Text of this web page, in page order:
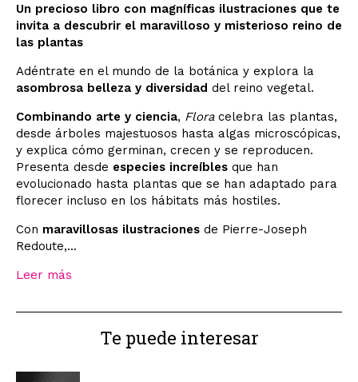
Un precioso libro con magníficas ilustraciones que te
invita a descubrir el maravilloso y misterioso reino de
las plantas
Adéntrate en el mundo de la botánica y explora la
asombrosa belleza y diversidad del reino vegetal.
Combinando arte y ciencia, Flora celebra las plantas,
desde árboles majestuosos hasta algas microscópicas,
y explica cómo germinan, crecen y se reproducen.
Presenta desde especies increíbles que han
evolucionado hasta plantas que se han adaptado para
florecer incluso en los hábitats más hostiles.
Con maravillosas ilustraciones de Pierre-Joseph
Redoute,...
Leer más
Te puede interesar